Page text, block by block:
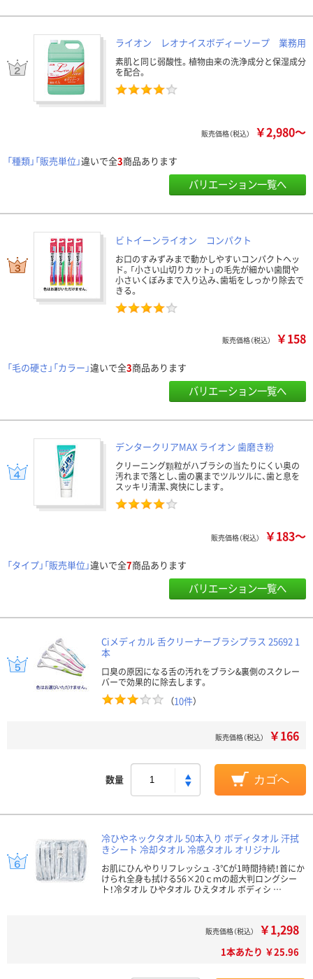
ライオン レオナイスボディーソープ 業務用
素肌と同じ弱酸性。植物由来の洗浄成分と保湿成分
を配合。
販売価格（税込） ￥2,980～
「種類」「販売単位」違いで全3商品あります
バリエーション一覧へ
ビトイーンライオン コンパクト
お口のすみずみまで動かしやすいコンパクトヘッ
ド。「小さい山切りカット」の毛先が細かい歯間や
小さいくぼみまで入り込み、歯垢をしっかり除去で
きる。
販売価格（税込） ￥158
「毛の硬さ」「カラー」違いで全3商品あります
バリエーション一覧へ
デンタークリアMAX ライオン 歯磨き粉
クリーニング顆粒がハブラシの当たりにくい奥の
汚れまで落とし、歯の裏までツルツルに、歯と息を
スッキリ清潔、爽快にします。
販売価格（税込） ￥183～
「タイプ」「販売単位」違いで全7商品あります
バリエーション一覧へ
Ciメディカル 舌クリーナーブラシプラス 25692 1
本
口臭の原因になる舌の汚れをブラシ&裏側のスクレー
バーで効果的に除去します。
（10件）
販売価格（税込） ￥166
数量 カゴへ
冷ひやネックタオル 50本入り ボディタオル 汗拭
きシート 冷却タオル 冷感タオル オリジナル
お肌にひんやりリフレッシュ -3℃が1時間持続！首にか
けられ全身も拭ける56×20ｃｍの超大判ロングシー
ト！冷タオル ひやタオル ひえタオル ボディシ …
販売価格（税込） ￥1,298
1本あたり ￥25.96